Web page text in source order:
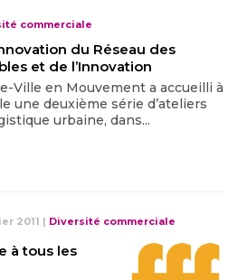
commerciale
du Réseau des
et de l’Innovation
Ville en Mouvement a accueilli à
une deuxième série d’ateliers
urbaine, dans...
2011 | Diversité commerciale
à tous les